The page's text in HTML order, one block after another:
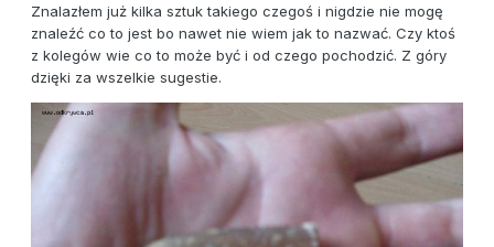
Znalazłem już kilka sztuk takiego czegoś i nigdzie nie mogę
znaleźć co to jest bo nawet nie wiem jak to nazwać. Czy ktoś
z kolegów wie co to może być i od czego pochodzić. Z góry
dzięki za wszelkie sugestie.